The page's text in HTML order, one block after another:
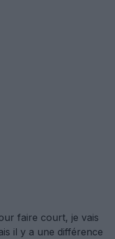
faire court, je vais
il y a une différence